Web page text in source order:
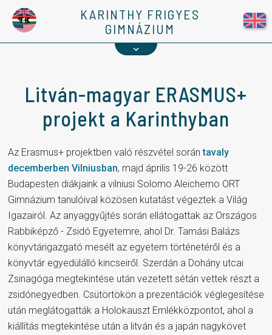
KARINTHY FRIGYES
GIMNÁZIUM
Kapcsolat
1%
Litván-magyar ERASMUS+
projekt a Karinthyban
Az Erasmus+ projektben való részvétel sorántavaly
decemberben Vilniusban, majd április 19-26 között
Budapesten diákjaink a vilniusi Solomo Aleichemo ORT
Gimnázium tanulóival közösen kutatást végeztek a Világ
Igazairól. Az anyaggyűjtés során ellátogattak az Országos
Rabbiképző - Zsidó Egyetemre, ahol Dr. Tamási Balázs
könyvtárigazgató mesélt az egyetem történetéről és a
könyvtár egyedülálló kincseiről. Szerdán a Dohány utcai
Zsinagóga megtekintése után vezetett sétán vettek részt a
zsidónegyedben. Csütörtökön a prezentációk véglegesítése
után meglátogatták a Holokauszt Emlékközpontot, ahol a
kiállítás megtekintése után a litván és a japán nagykövet